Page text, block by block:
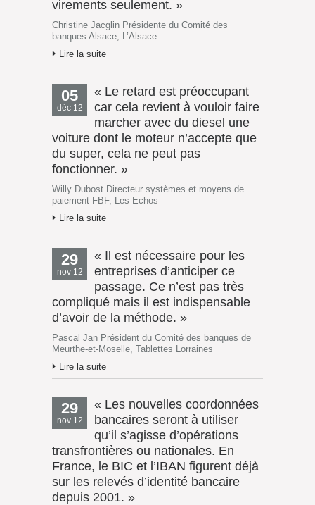
virements seulement. »
Christine Jacglin Présidente du Comité des
banques Alsace, L’Alsace
Lire la suite
05
déc 12
« Le retard est préoccupant
car cela revient à vouloir faire
marcher avec du diesel une
voiture dont le moteur n’accepte que
du super, cela ne peut pas
fonctionner. »
Willy Dubost Directeur systèmes et moyens de
paiement FBF, Les Echos
Lire la suite
29
nov 12
« Il est nécessaire pour les
entreprises d’anticiper ce
passage. Ce n’est pas très
compliqué mais il est indispensable
d’avoir de la méthode. »
Pascal Jan Président du Comité des banques de
Meurthe-et-Moselle, Tablettes Lorraines
Lire la suite
29
nov 12
« Les nouvelles coordonnées
bancaires seront à utiliser
qu’il s’agisse d’opérations
transfrontières ou nationales. En
France, le BIC et l’IBAN figurent déjà
sur les relevés d’identité bancaire
depuis 2001. »